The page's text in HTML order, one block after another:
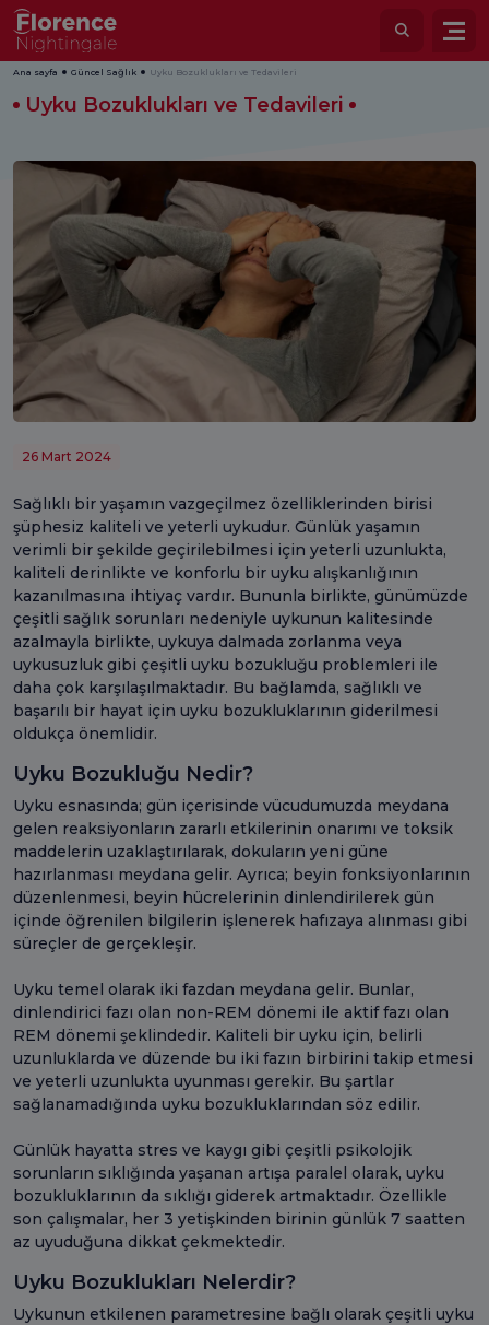
Ana sayfa Güncel Sağlık Uyku Bozuklukları ve Tedavileri
Uyku Bozuklukları ve Tedavileri
26 Mart 2024
Sağlıklı bir yaşamın vazgeçilmez özelliklerinden birisi
şüphesiz kaliteli ve yeterli uykudur. Günlük yaşamın
verimli bir şekilde geçirilebilmesi için yeterli uzunlukta,
kaliteli derinlikte ve konforlu bir uyku alışkanlığının
kazanılmasına ihtiyaç vardır. Bununla birlikte, günümüzde
çeşitli sağlık sorunları nedeniyle uykunun kalitesinde
azalmayla birlikte, uykuya dalmada zorlanma veya
uykusuzluk gibi çeşitli uyku bozukluğu problemleri ile
daha çok karşılaşılmaktadır. Bu bağlamda, sağlıklı ve
başarılı bir hayat için uyku bozukluklarının giderilmesi
oldukça önemlidir.
Uyku Bozukluğu Nedir?
Uyku esnasında; gün içerisinde vücudumuzda meydana
gelen reaksiyonların zararlı etkilerinin onarımı ve toksik
maddelerin uzaklaştırılarak, dokuların yeni güne
hazırlanması meydana gelir. Ayrıca; beyin fonksiyonlarının
düzenlenmesi, beyin hücrelerinin dinlendirilerek gün
içinde öğrenilen bilgilerin işlenerek hafızaya alınması gibi
süreçler de gerçekleşir.
Uyku temel olarak iki fazdan meydana gelir. Bunlar,
dinlendirici fazı olan non-REM dönemi ile aktif fazı olan
REM dönemi şeklindedir. Kaliteli bir uyku için, belirli
uzunluklarda ve düzende bu iki fazın birbirini takip etmesi
ve yeterli uzunlukta uyunması gerekir. Bu şartlar
sağlanamadığında uyku bozukluklarından söz edilir.
Günlük hayatta stres ve kaygı gibi çeşitli psikolojik
sorunların sıklığında yaşanan artışa paralel olarak, uyku
bozukluklarının da sıklığı giderek artmaktadır. Özellikle
son çalışmalar, her 3 yetişkinden birinin günlük 7 saatten
az uyuduğuna dikkat çekmektedir.
Uyku Bozuklukları Nelerdir?
Uykunun etkilenen parametresine bağlı olarak çeşitli uyku